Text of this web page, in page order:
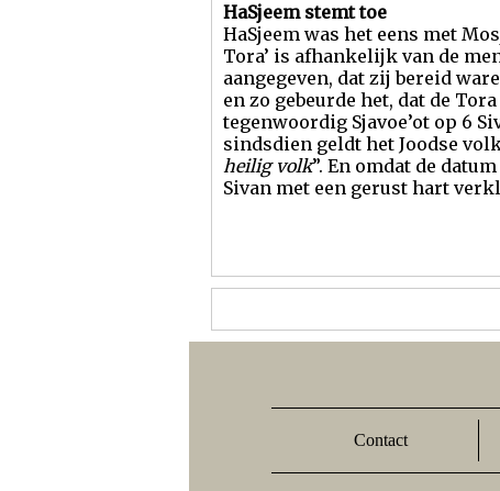
HaSjeem stemt toe
HaSjeem was het eens met
Tora’ is afhankelijk van de
aangegeven, dat zij bereid
en zo gebeurde het, dat de
tegenwoordig Sjavoe’ot op 6
sindsdien geldt het Joodse
heilig volk”. En omdat de
Sivan met een gerust hart
Contact